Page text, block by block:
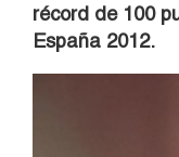
récord de 100
España 2012.